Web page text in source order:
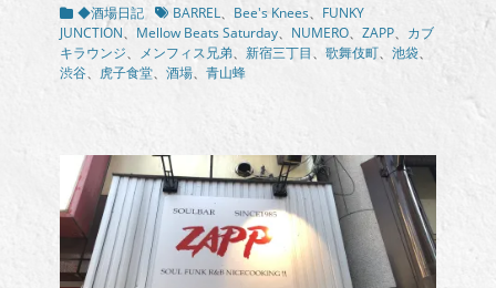
カ
テ
ゴ
リ
◆酒場日記 タ
グ
BARREL、 Bee's Knees、 FUNKY
JUNCTION、 Mellow Beats Saturday、 NUMERO、 ZAPP、 カブ
キラウンジ、 メンフィス兄弟、 新宿三丁目、 歌舞伎町、 池袋、
渋谷、 虎子食堂、 酒場、 青山蜂